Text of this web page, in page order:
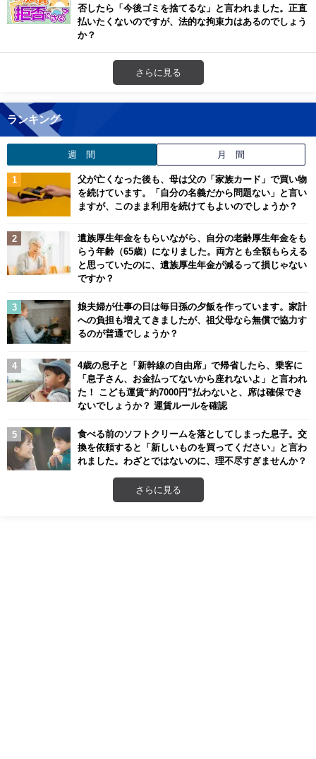
否したら「今後ゴミを捨てるな」と言われました。正直
払いたくないのですが、法的な拘束力はあるのでしょう
か？
さらに見る
ランキング
週 間 月 間
父が亡くなった後も、母は父の「家族カード」で買い物
を続けています。「自分の名義だから問題ない」と言い
ますが、このまま利用を続けてもよいのでしょうか？
遺族厚生年金をもらいながら、自分の老齢厚生年金をも
らう年齢（65歳）になりました。両方とも全額もらえる
と思っていたのに、遺族厚生年金が減るって損じゃない
ですか？
娘夫婦が仕事の日は毎日孫の夕飯を作っています。家計
への負担も増えてきましたが、祖父母なら無償で協力す
るのが普通でしょうか？
4歳の息子と「新幹線の自由席」で帰省したら、乗客に
「息子さん、お金払ってないから座れないよ」と言われ
た！ こども運賃“約7000円”払わないと、席は確保でき
ないでしょうか？ 運賃ルールを確認
食べる前のソフトクリームを落としてしまった息子。交
換を依頼すると「新しいものを買ってください」と言わ
れました。わざとではないのに、理不尽すぎませんか？
さらに見る